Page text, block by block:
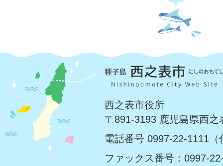
西之表市役所
〒891-3193 鹿児島県西
電話番号 0997-22-1111（
ファックス番号：0997-